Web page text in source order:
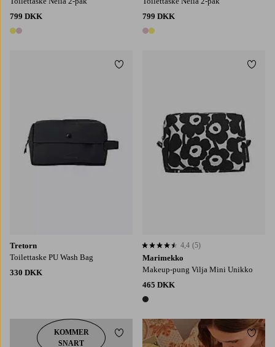
799 DKK
2 farver
799 DKK
2 farver
Tretorn
Toilettaske PU Wash Bag
330 DKK
Tilføj til favoritter
Marimekko
Makeup-pung Vilja Mini Unikko
465 DKK
1 farve
4,4 baseret på 5 bedømmelser
4,4 (5)
KOMMER
SNART
Tilføj til favoritter